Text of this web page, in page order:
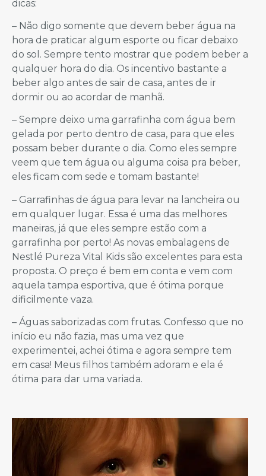
dicas:
– Não digo somente que devem beber água na
hora de praticar algum esporte ou ficar debaixo
do sol. Sempre tento mostrar que podem beber a
qualquer hora do dia. Os incentivo bastante a
beber algo antes de sair de casa, antes de ir
dormir ou ao acordar de manhã.
– Sempre deixo uma garrafinha com água bem
gelada por perto dentro de casa, para que eles
possam beber durante o dia. Como eles sempre
veem que tem água ou alguma coisa pra beber,
eles ficam com sede e tomam bastante!
– Garrafinhas de água para levar na lancheira ou
em qualquer lugar. Essa é uma das melhores
maneiras, já que eles sempre estão com a
garrafinha por perto! As novas embalagens de
Nestlé Pureza Vital Kids são excelentes para esta
proposta. O preço é bem em conta e vem com
aquela tampa esportiva, que é ótima porque
dificilmente vaza.
– Águas saborizadas com frutas. Confesso que no
início eu não fazia, mas uma vez que
experimentei, achei ótima e agora sempre tem
em casa! Meus filhos também adoram e ela é
ótima para dar uma variada.